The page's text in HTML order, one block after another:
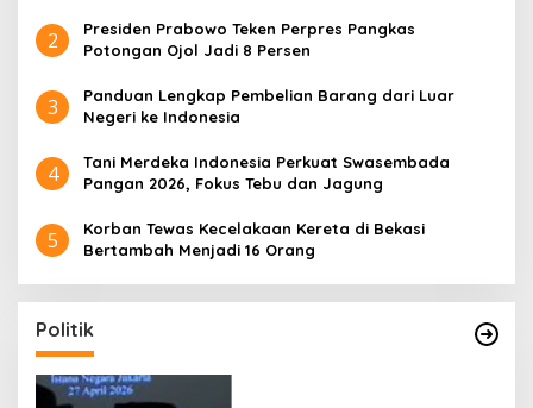
2
Presiden Prabowo Teken Perpres Pangkas
Potongan Ojol Jadi 8 Persen
3
Panduan Lengkap Pembelian Barang dari Luar
Negeri ke Indonesia
4
Tani Merdeka Indonesia Perkuat Swasembada
Pangan 2026, Fokus Tebu dan Jagung
5
Korban Tewas Kecelakaan Kereta di Bekasi
Bertambah Menjadi 16 Orang
Politik